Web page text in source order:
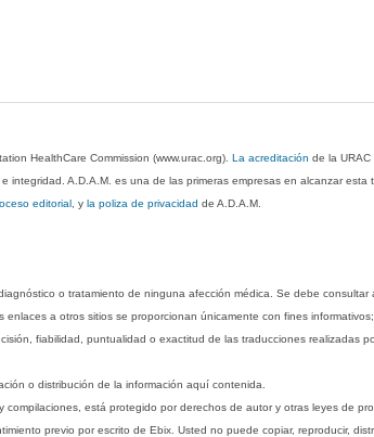
HealthCare Commission (www.urac.org).La acreditación de la
A.D.A.M. es una de las primeras empresas en alcanzar esta
editorial , yla poliza de privacidad de A.D.A.M.
o tratamiento de ninguna afección médica. Se debe consultar
a otros sitios se proporcionan únicamente con fines
fiabilidad, puntualidad o exactitud de las traducciones realizadas
o distribución de la información aquí contenida.
está protegido por derechos de autor y otras leyes de
previo por escrito de Ebix. Usted no puede copiar, reproducir,